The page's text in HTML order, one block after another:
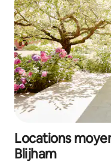
Locations
Blijham